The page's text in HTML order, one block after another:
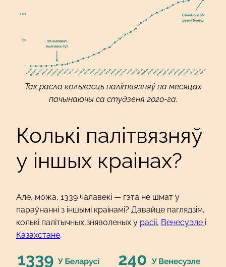
Так расла колькасць палітвязняў па месяцах
пачынаючы са студзеня 2020-га.
Колькі палітвязняў
у іншых краінах?
Але, можа, 1339 чалавекі — гэта не шмат у
параўнанні з іншымі краінамі? Давайце паглядзім,
колькі палітычных зняволеных у расіі, Венесуэле і
Казахстане.